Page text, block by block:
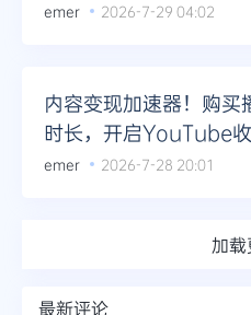
emer 2026-7-29 04:02
内容变现加速器！购买
时长，开启YouTube
增长模式
emer 2026-7-28 20:01
加载
最新评论